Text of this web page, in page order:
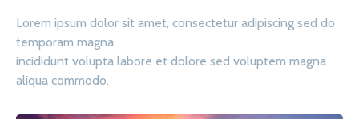
Lorem ipsum dolor sit amet, consectetur adipiscing sed do
temporam magna
incididunt volupta labore et dolore sed voluptem magna
aliqua commodo.